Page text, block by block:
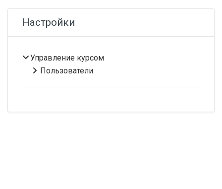
Настройки
Управление курсом
Пользователи